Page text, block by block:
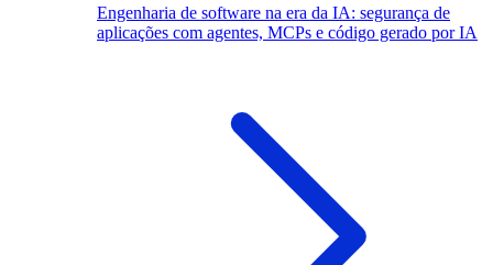
Engenharia de software na era da IA: segurança de
aplicações com agentes, MCPs e código gerado por IA